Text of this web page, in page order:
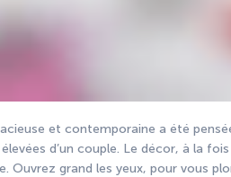
et contemporaine a été
d’un couple. Le décor, à la
Ouvrez grand les yeux, pour vous